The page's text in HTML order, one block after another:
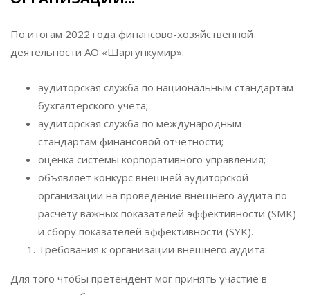
По итогам 2022 года финансово-хозяйственной
деятельности АО «Шаргункумир»:
аудиторская служба по национальным стандартам
бухгалтерского учета;
аудиторская служба по международным
стандартам финансовой отчетности;
оценка системы корпоративного управления;
объявляет конкурс внешней аудиторской
организации на проведение внешнего аудита по
расчету важных показателей эффективности (SMK)
и сбору показателей эффективности (SYK).
Требования к организации внешнего аудита:
Для того чтобы претендент мог принять участие в